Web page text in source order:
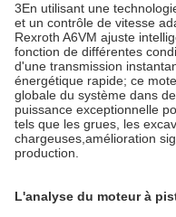
3En utilisant une
et un contrôle de vitesse
Rexroth A6VM ajuste
fonction de différentes
d'une transmission
énergétique rapide; ce
globale du système dans
puissance exceptionnelle
tels que les grues, les
chargeuses,amélioration
production.
L'analyse du moteur à